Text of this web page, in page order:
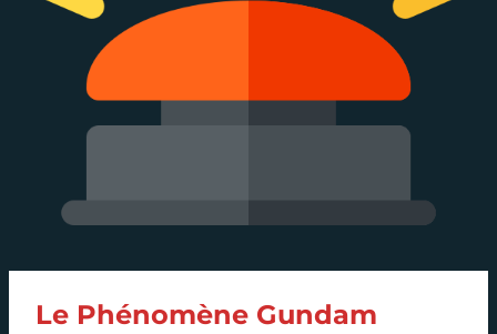
Le Phénomène Gundam